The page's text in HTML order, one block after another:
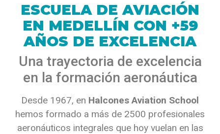
ESCUELA DE AVIACIÓN
EN MEDELLÍN CON +59
AÑOS DE EXCELENCIA
Una trayectoria de excelencia
en la formación aeronáutica
Desde 1967, en Halcones Aviation School
hemos formado a más de 2500 profesionales
aeronáuticos integrales que hoy vuelan en las